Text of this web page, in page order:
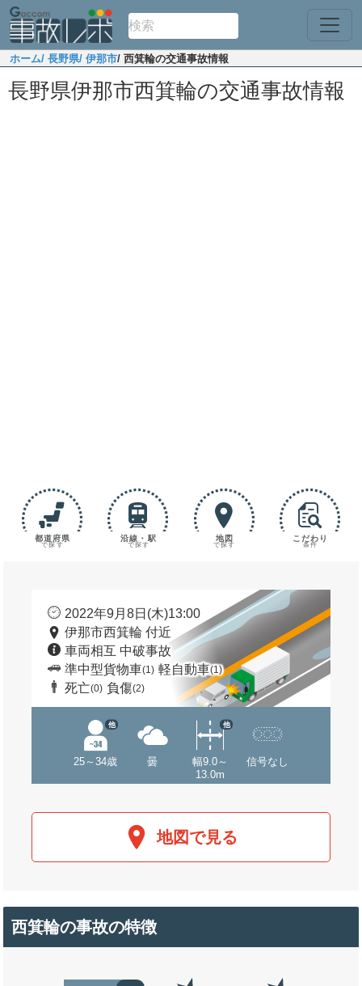
ホーム/ 長野県/ 伊那市/ 西箕輪の交通事故情報
長野県伊那市西箕輪の交通事故情報
都道府県
で探す
沿線・駅
で探す
地図
で探す
こだわり
条件
2022年9月8日(木)13:00
伊那市西箕輪 付近
車両相互 中破事故
準中型貨物車(1) 軽自動車(1)
死亡(0) 負傷(2)
25～34歳
他
曇
幅9.0～
13.0m
他
信号なし
地図で見る
西箕輪の事故の特徴